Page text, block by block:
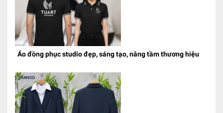
Áo đồng phục studio đẹp, sáng tạo, nâng tầm thương hiệu